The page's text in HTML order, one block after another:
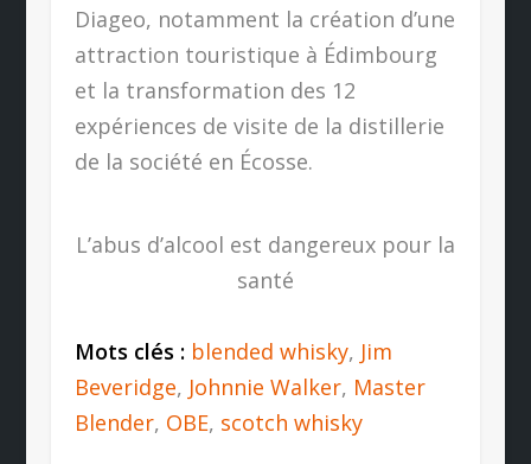
Diageo, notamment la création d’une
attraction touristique à Édimbourg
et la transformation des 12
expériences de visite de la distillerie
de la société en Écosse.
L’abus d’alcool est dangereux pour la
santé
Mots clés : blended whisky, Jim
Beveridge, Johnnie Walker, Master
Blender, OBE, scotch whisky